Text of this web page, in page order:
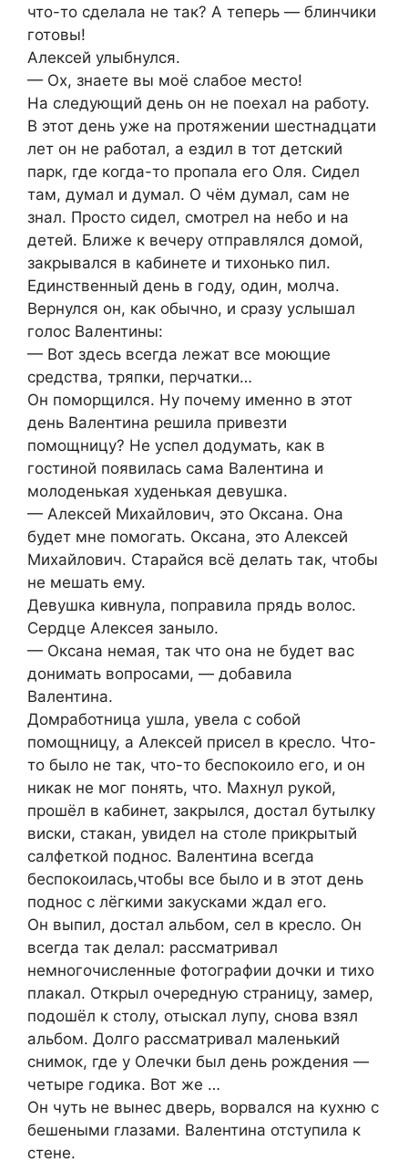
что-то сделала не так? А теперь — блинчики
готовы!
Алексей улыбнулся.
— Ох, знаете вы моё слабое место!
На следующий день он не поехал на работу.
В этот день уже на протяжении шестнадцати
лет он не работал, а ездил в тот детский
парк, где когда-то пропала его Оля. Сидел
там, думал и думал. О чём думал, сам не
знал. Просто сидел, смотрел на небо и на
детей. Ближе к вечеру отправлялся домой,
закрывался в кабинете и тихонько пил.
Единственный день в году, один, молча.
Вернулся он, как обычно, и сразу услышал
голос Валентины:
— Вот здесь всегда лежат все моющие
средства, тряпки, перчатки…
Он поморщился. Ну почему именно в этот
день Валентина решила привезти
помощницу? Не успел додумать, как в
гостиной появилась сама Валентина и
молоденькая худенькая девушка.
— Алексей Михайлович, это Оксана. Она
будет мне помогать. Оксана, это Алексей
Михайлович. Старайся всё делать так, чтобы
не мешать ему.
Девушка кивнула, поправила прядь волос.
Сердце Алексея заныло.
— Оксана немая, так что она не будет вас
донимать вопросами, — добавила
Валентина.
Домработница ушла, увела с собой
помощницу, а Алексей присел в кресло. Что-
то было не так, что-то беспокоило его, и он
никак не мог понять, что. Махнул рукой,
прошёл в кабинет, закрылся, достал бутылку
виски, стакан, увидел на столе прикрытый
салфеткой поднос. Валентина всегда
беспокоилась,чтобы все было и в этот день
поднос с лёгкими закусками ждал его.
Он выпил, достал альбом, сел в кресло. Он
всегда так делал: рассматривал
немногочисленные фотографии дочки и тихо
плакал. Открыл очередную страницу, замер,
подошёл к столу, отыскал лупу, снова взял
альбом. Долго рассматривал маленький
снимок, где у Олечки был день рождения —
четыре годика. Вот же …
Он чуть не вынес дверь, ворвался на кухню с
бешеными глазами. Валентина отступила к
стене.